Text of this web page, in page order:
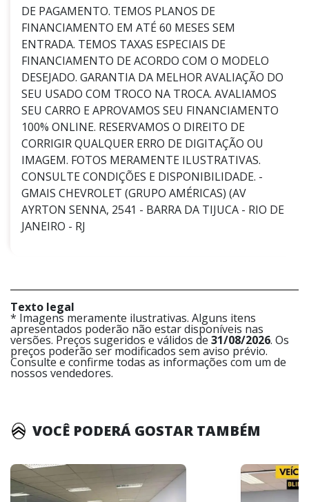
DE PAGAMENTO. TEMOS PLANOS DE
FINANCIAMENTO EM ATÉ 60 MESES SEM
ENTRADA. TEMOS TAXAS ESPECIAIS DE
FINANCIAMENTO DE ACORDO COM O MODELO
DESEJADO. GARANTIA DA MELHOR AVALIAÇÃO DO
SEU USADO COM TROCO NA TROCA. AVALIAMOS
SEU CARRO E APROVAMOS SEU FINANCIAMENTO
100% ONLINE. RESERVAMOS O DIREITO DE
CORRIGIR QUALQUER ERRO DE DIGITAÇÃO OU
IMAGEM. FOTOS MERAMENTE ILUSTRATIVAS.
CONSULTE CONDIÇÕES E DISPONIBILIDADE. -
GMAIS CHEVROLET (GRUPO AMÉRICAS) (AV
AYRTON SENNA, 2541 - BARRA DA TIJUCA - RIO DE
JANEIRO - RJ
Texto legal
* Imagens meramente ilustrativas. Alguns itens
apresentados poderão não estar disponíveis nas
versões. Preços sugeridos e válidos de 31/08/2026. Os
preços poderão ser modificados sem aviso prévio.
Consulte e confirme todas as informações com um de
nossos vendedores.
VOCÊ PODERÁ GOSTAR TAMBÉM